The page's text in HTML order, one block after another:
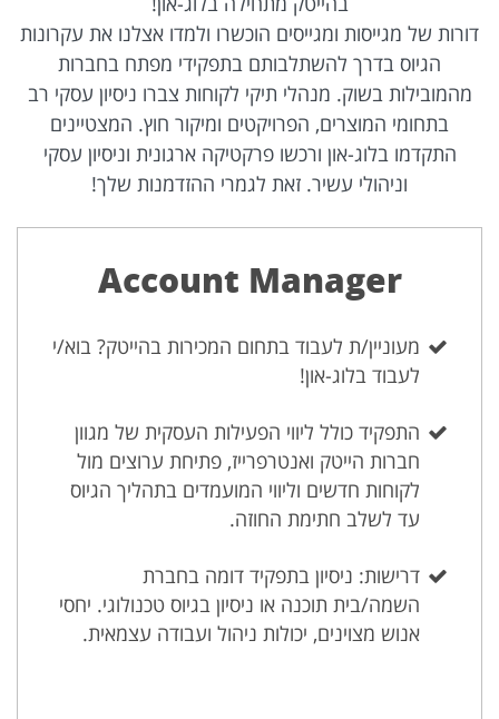
דורות של מגייסות ומגייסים הוכשרו ולמדו אצלנו את עקרונות
הגיוס בדרך להשתלבותם בתפקידי מפתח בחברות
מהמובילות בשוק. מנהלי תיקי לקוחות צברו ניסיון עסקי רב
בתחומי המוצרים, הפרויקטים ומיקור חוץ. המצטיינים
התקדמו בלוג-און ורכשו פרקטיקה ארגונית וניסיון עסקי
וניהולי עשיר. זאת לגמרי ההזדמנות שלך!
Account Manager
מעוניין/ת לעבוד בתחום המכירות בהייטק? בוא/י
לעבוד בלוג-און!
התפקיד כולל ליווי הפעילות העסקית של מגוון
חברות הייטק ואנטרפרייז, פתיחת ערוצים מול
לקוחות חדשים וליווי המועמדים בתהליך הגיוס
עד לשלב חתימת החוזה.
דרישות: ניסיון בתפקיד דומה בחברת
השמה/בית תוכנה או ניסיון בגיוס טכנולוגי. יחסי
אנוש מצוינים, יכולות ניהול ועבודה עצמאית.